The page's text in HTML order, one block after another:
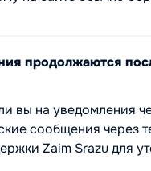
продолжаются
вы на уведомления
сообщения через
Zaim Srazu для